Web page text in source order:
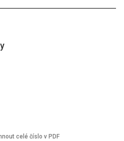
celé číslo v PDF